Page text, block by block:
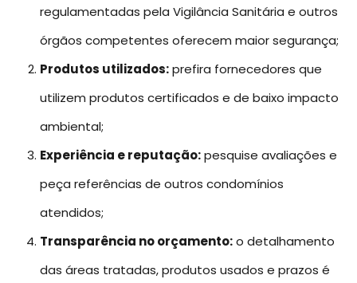
regulamentadas pela Vigilância Sanitária e outros
órgãos competentes oferecem maior segurança;
Produtos utilizados:prefira fornecedores que
utilizem produtos certificados e de baixo impacto
ambiental;
Experiência e reputação:pesquise avaliações e
peça referências de outros condomínios
atendidos;
Transparência no orçamento:o detalhamento
das áreas tratadas, produtos usados e prazos é